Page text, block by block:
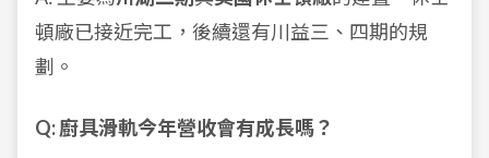
頓廠已接近完工，後續還有川益三、四期的規
劃。
Q: 廚具滑軌今年營收會有成長嗎？